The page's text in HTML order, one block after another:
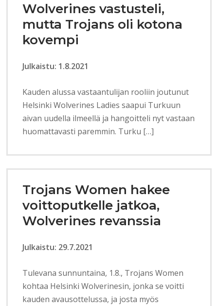
Wolverines vastusteli,
mutta Trojans oli kotona
kovempi
Julkaistu: 1.8.2021
Kauden alussa vastaantulijan rooliin joutunut
Helsinki Wolverines Ladies saapui Turkuun
aivan uudella ilmeellä ja hangoitteli nyt vastaan
huomattavasti paremmin. Turku […]
Trojans Women hakee
voittoputkelle jatkoa,
Wolverines revanssia
Julkaistu: 29.7.2021
Tulevana sunnuntaina, 1.8., Trojans Women
kohtaa Helsinki Wolverinesin, jonka se voitti
kauden avausottelussa, ja josta myös